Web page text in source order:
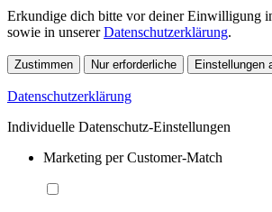
Erkundige dich bitte vor deiner Einwilligung
sowie in unsererDatenschutzerklärung.
Zustimmen Nur erforderliche Einstellungen
Datenschutzerklärung
Individuelle Datenschutz-Einstellungen
Marketing per Customer-Match